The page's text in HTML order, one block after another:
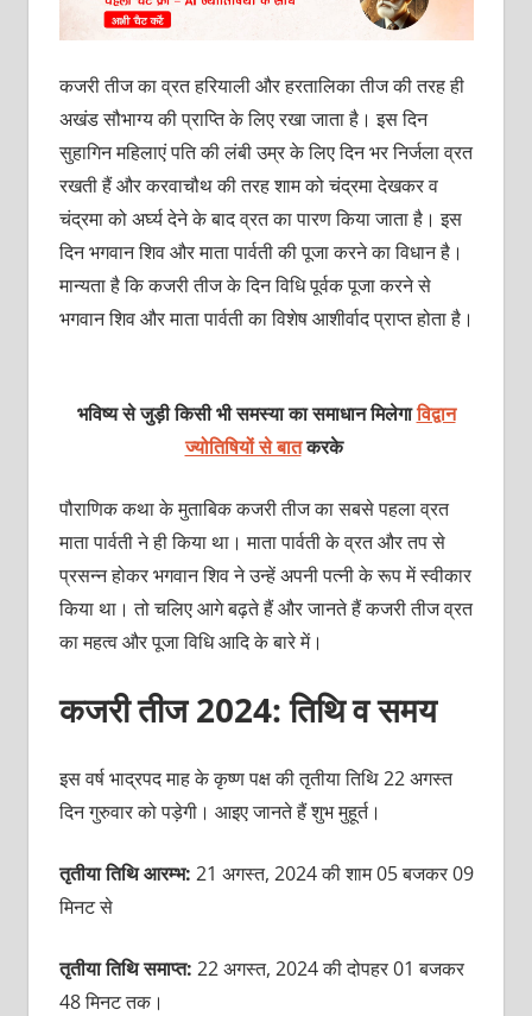
कजरी तीज का व्रत हरियाली और हरतालिका तीज की तरह ही
अखंड सौभाग्य की प्राप्ति के लिए रखा जाता है। इस दिन
सुहागिन महिलाएं पति की लंबी उम्र के लिए दिन भर निर्जला व्रत
रखती हैं और करवाचौथ की तरह शाम को चंद्रमा देखकर व
चंद्रमा को अर्घ्य देने के बाद व्रत का पारण किया जाता है। इस
दिन भगवान शिव और माता पार्वती की पूजा करने का विधान है।
मान्यता है कि कजरी तीज के दिन विधि पूर्वक पूजा करने से
भगवान शिव और माता पार्वती का विशेष आशीर्वाद प्राप्त होता है।
भविष्य से जुड़ी किसी भी समस्या का समाधान मिलेगाविद्वान
ज्योतिषियों से बातकरके
पौराणिक कथा के मुताबिक कजरी तीज का सबसे पहला व्रत
माता पार्वती ने ही किया था। माता पार्वती के व्रत और तप से
प्रसन्न होकर भगवान शिव ने उन्हें अपनी पत्नी के रूप में स्वीकार
किया था। तो चलिए आगे बढ़ते हैं और जानते हैं कजरी तीज व्रत
का महत्व और पूजा विधि आदि के बारे में।
कजरी तीज 2024: तिथि व समय
इस वर्ष भाद्रपद माह के कृष्ण पक्ष की तृतीया तिथि 22 अगस्त
दिन गुरुवार को पड़ेगी। आइए जानते हैं शुभ मुहूर्त।
तृतीया तिथि आरम्भ: 21 अगस्त, 2024 की शाम 05 बजकर 09
मिनट से
तृतीया तिथि समाप्त: 22 अगस्त, 2024 की दोपहर 01 बजकर
48 मिनट तक।